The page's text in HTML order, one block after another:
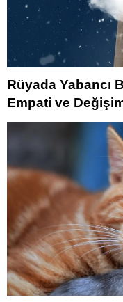
Rüyada Yabancı
Empati ve